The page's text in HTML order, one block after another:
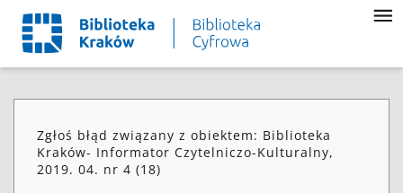
Zgłoś błąd związany z obiektem: Biblioteka
Kraków- Informator Czytelniczo-Kulturalny,
2019. 04. nr 4 (18)